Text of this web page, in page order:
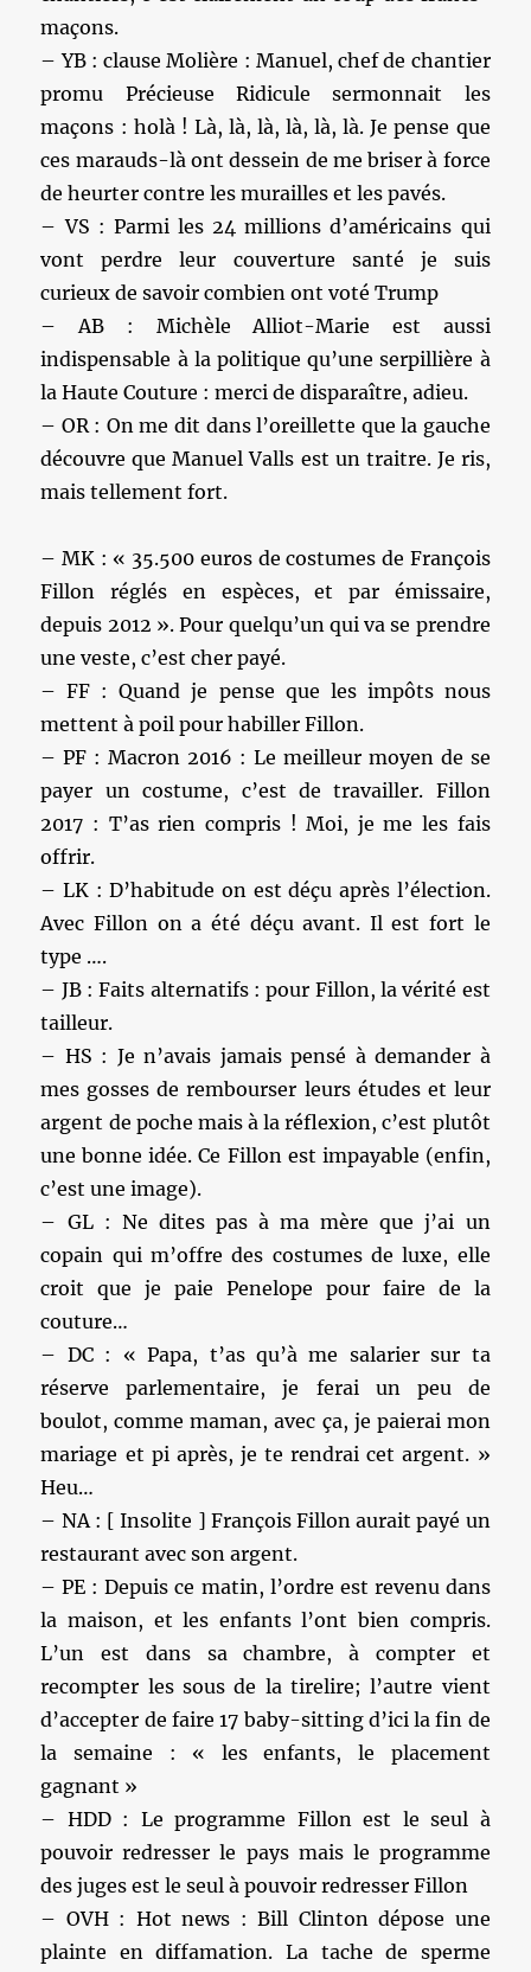
maçons.
– YB : clause Molière : Manuel, chef de chantier
promu Précieuse Ridicule sermonnait les
maçons : holà ! Là, là, là, là, là, là. Je pense que
ces marauds-là ont dessein de me briser à force
de heurter contre les murailles et les pavés.
– VS : Parmi les 24 millions d’américains qui
vont perdre leur couverture santé je suis
curieux de savoir combien ont voté Trump
– AB : Michèle Alliot-Marie est aussi
indispensable à la politique qu’une serpillière à
la Haute Couture : merci de disparaître, adieu.
– OR : On me dit dans l’oreillette que la gauche
découvre que Manuel Valls est un traitre. Je ris,
mais tellement fort.
– MK : « 35.500 euros de costumes de François
Fillon réglés en espèces, et par émissaire,
depuis 2012 ». Pour quelqu’un qui va se prendre
une veste, c’est cher payé.
– FF : Quand je pense que les impôts nous
mettent à poil pour habiller Fillon.
– PF : Macron 2016 : Le meilleur moyen de se
payer un costume, c’est de travailler. Fillon
2017 : T’as rien compris ! Moi, je me les fais
offrir.
– LK : D’habitude on est déçu après l’élection.
Avec Fillon on a été déçu avant. Il est fort le
type ….
– JB : Faits alternatifs : pour Fillon, la vérité est
tailleur.
– HS : Je n’avais jamais pensé à demander à
mes gosses de rembourser leurs études et leur
argent de poche mais à la réflexion, c’est plutôt
une bonne idée. Ce Fillon est impayable (enfin,
c’est une image).
– GL : Ne dites pas à ma mère que j’ai un
copain qui m’offre des costumes de luxe, elle
croit que je paie Penelope pour faire de la
couture…
– DC : « Papa, t’as qu’à me salarier sur ta
réserve parlementaire, je ferai un peu de
boulot, comme maman, avec ça, je paierai mon
mariage et pi après, je te rendrai cet argent. »
Heu…
– NA : [ Insolite ] François Fillon aurait payé un
restaurant avec son argent.
– PE : Depuis ce matin, l’ordre est revenu dans
la maison, et les enfants l’ont bien compris.
L’un est dans sa chambre, à compter et
recompter les sous de la tirelire; l’autre vient
d’accepter de faire 17 baby-sitting d’ici la fin de
la semaine : « les enfants, le placement
gagnant »
– HDD : Le programme Fillon est le seul à
pouvoir redresser le pays mais le programme
des juges est le seul à pouvoir redresser Fillon
– OVH : Hot news : Bill Clinton dépose une
plainte en diffamation. La tache de sperme